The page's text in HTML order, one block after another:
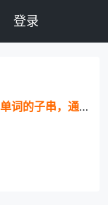
登录
030.串联所有单词的子串，通过滑动窗口和暴力算法，让你彻底掌握